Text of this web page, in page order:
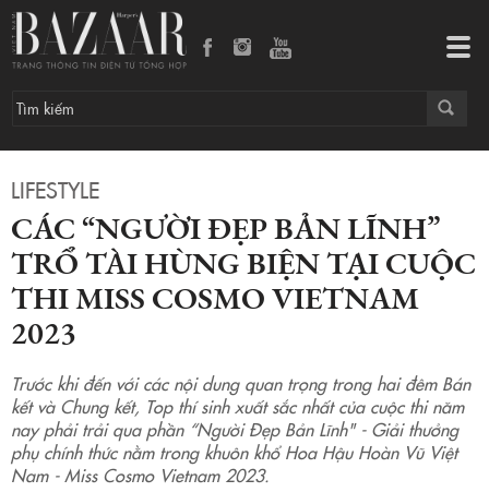
LIFESTYLE
CÁC “NGƯỜI ĐẸP BẢN LĨNH”
TRỔ TÀI HÙNG BIỆN TẠI CUỘC
THI MISS COSMO VIETNAM
2023
Trước khi đến với các nội dung quan trọng trong hai đêm Bán
kết và Chung kết, Top thí sinh xuất sắc nhất của cuộc thi năm
nay phải trải qua phần “Người Đẹp Bản Lĩnh" - Giải thưởng
phụ chính thức nằm trong khuôn khổ Hoa Hậu Hoàn Vũ Việt
Nam - Miss Cosmo Vietnam 2023.